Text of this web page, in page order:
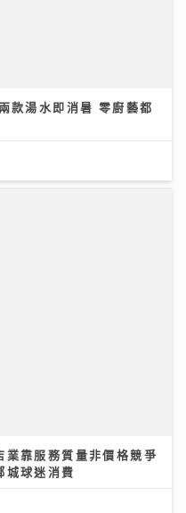
款湯水即消暑 零廚藝都
業靠服務質量非價格競爭
城球迷消費